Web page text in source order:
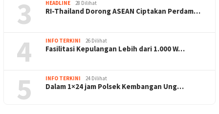
3 HEADLINE 28 Dilihat
RI-Thailand Dorong ASEAN Ciptakan Perdam…
4 INFO TERKINI 26 Dilihat
Fasilitasi Kepulangan Lebih dari 1.000 W…
5 INFO TERKINI 24 Dilihat
Dalam 1×24 jam Polsek Kembangan Ung…